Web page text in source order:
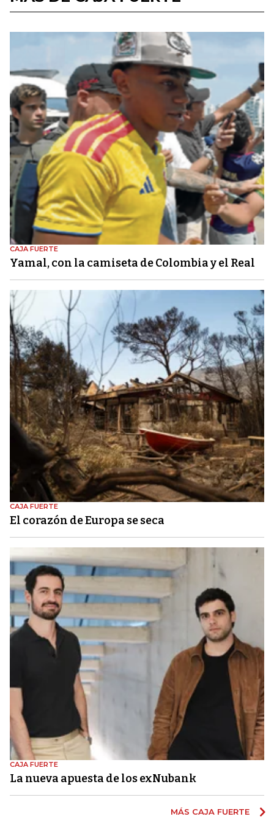
CAJA FUERTE
Yamal, con la camiseta de Colombia y el Real
CAJA FUERTE
El corazón de Europa se seca
CAJA FUERTE
La nueva apuesta de los exNubank
MÁS CAJA FUERTE